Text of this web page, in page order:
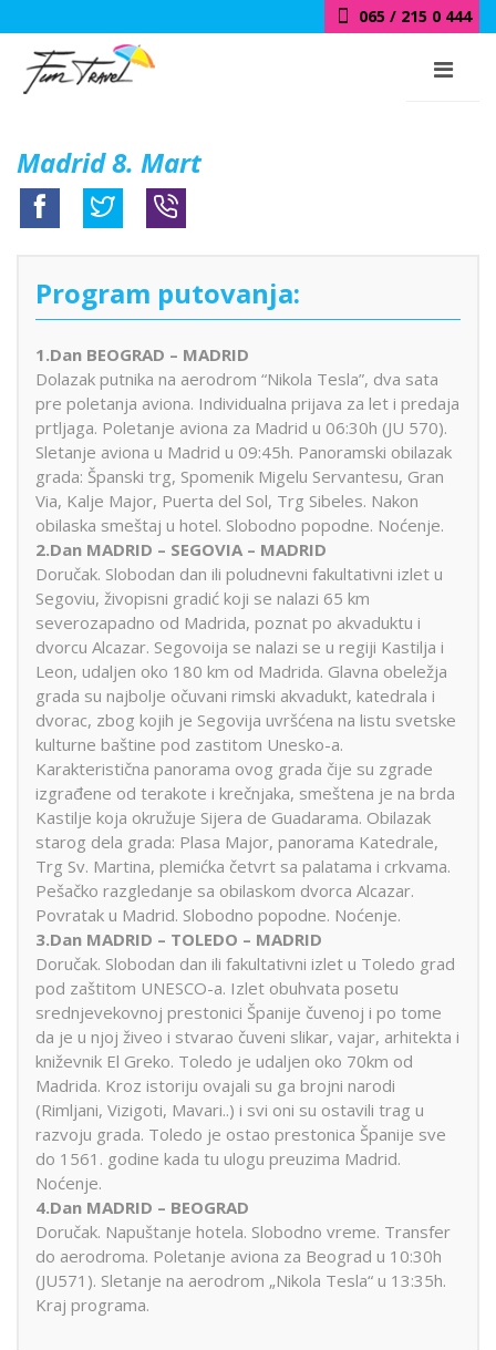
065 / 215 0 444
Madrid 8. Mart
Program putovanja:
1.Dan BEOGRAD – MADRID
Dolazak putnika na aerodrom “Nikola Tesla”, dva sata
pre poletanja aviona. Individualna prijava za let i predaja
prtljaga. Poletanje aviona za Madrid u 06:30h (JU 570).
Sletanje aviona u Madrid u 09:45h. Panoramski obilazak
grada: Španski trg, Spomenik Migelu Servantesu, Gran
Via, Kalje Major, Puerta del Sol, Trg Sibeles. Nakon
obilaska smeštaj u hotel. Slobodno popodne. Noćenje.
2.Dan MADRID – SEGOVIA – MADRID
Doručak. Slobodan dan ili poludnevni fakultativni izlet u
Segoviu, živopisni gradić koji se nalazi 65 km
severozapadno od Madrida, poznat po akvaduktu i
dvorcu Alcazar. Segovoija se nalazi se u regiji Kastilja i
Leon, udaljen oko 180 km od Madrida. Glavna obeležja
grada su najbolje očuvani rimski akvadukt, katedrala i
dvorac, zbog kojih je Segovija uvršćena na listu svetske
kulturne baštine pod zastitom Unesko-a.
Karakteristična panorama ovog grada čije su zgrade
izgrađene od terakote i krečnjaka, smeštena je na brda
Kastilje koja okružuje Sijera de Guadarama. Obilazak
starog dela grada: Plasa Major, panorama Katedrale,
Trg Sv. Martina, plemićka četvrt sa palatama i crkvama.
Pešačko razgledanje sa obilaskom dvorca Alcazar.
Povratak u Madrid. Slobodno popodne. Noćenje.
3.Dan MADRID – TOLEDO – MADRID
Doručak. Slobodan dan ili fakultativni izlet u Toledo grad
pod zaštitom UNESCO-a. Izlet obuhvata posetu
srednjevekovnoj prestonici Španije čuvenoj i po tome
da je u njoj živeo i stvarao čuveni slikar, vajar, arhitekta i
kniževnik El Greko. Toledo je udaljen oko 70km od
Madrida. Kroz istoriju ovajali su ga brojni narodi
(Rimljani, Vizigoti, Mavari..) i svi oni su ostavili trag u
razvoju grada. Toledo je ostao prestonica Španije sve
do 1561. godine kada tu ulogu preuzima Madrid.
Noćenje.
4.Dan MADRID – BEOGRAD
Doručak. Napuštanje hotela. Slobodno vreme. Transfer
do aerodroma. Poletanje aviona za Beograd u 10:30h
(JU571). Sletanje na aerodrom „Nikola Tesla“ u 13:35h.
Kraj programa.